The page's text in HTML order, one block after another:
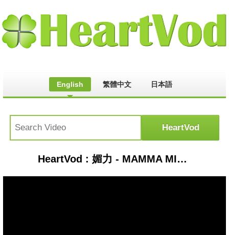
English 繁體中文 日本語
HeartVod : 媚力 - MAMMA MIA "背面'